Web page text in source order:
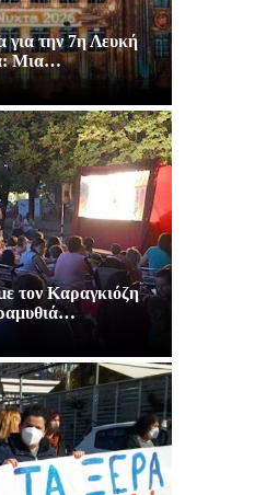
για την 7η Λευκή
Μια…
τον Καραγκιόζη